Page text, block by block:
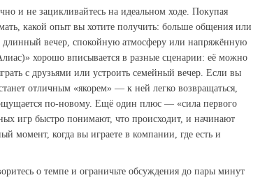
и не зацикливайтесь на идеальном ходе. Покупая
какой опыт вы хотите получить: больше общения или
вечер, спокойную атмосферу или напряжённую
хорошо вписывается в разные сценарии: её можно
с друзьями или устроить семейный вечер. Если вы
отличным «якорем» — к ней легко возвращаться,
по‑новому. Ещё один плюс — «сила первого
игр быстро понимают, что происходит, и начинают
момент, когда вы играете в компании, где есть и
о темпе и ограничьте обсуждения до пары минут